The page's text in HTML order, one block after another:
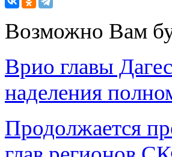
Возможно Вам
Врио главы
наделения
Продолжается